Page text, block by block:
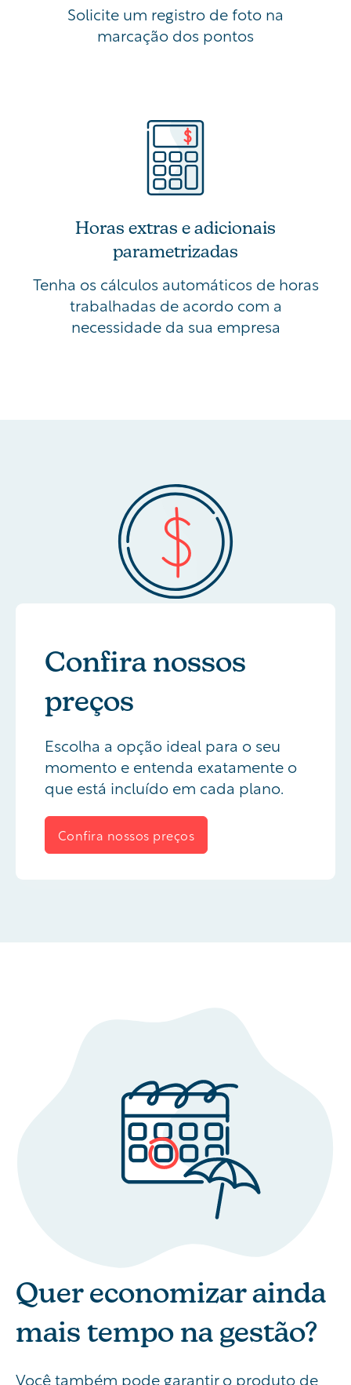
Solicite um registro de foto na
marcação dos pontos
Horas extras e adicionais
parametrizadas
Tenha os cálculos automáticos de horas
trabalhadas de acordo com a
necessidade da sua empresa
Confira nossos
preços
Escolha a opção ideal para o seu
momento e entenda exatamente o
que está incluído em cada plano.
Confira nossos preços
Quer economizar ainda
mais tempo na gestão?
Você também pode garantir o produto de